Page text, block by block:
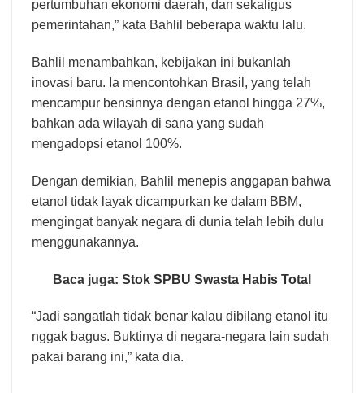
pertumbuhan ekonomi daerah, dan sekaligus
pemerintahan,” kata Bahlil beberapa waktu lalu.
Bahlil menambahkan, kebijakan ini bukanlah
inovasi baru. Ia mencontohkan Brasil, yang telah
mencampur bensinnya dengan etanol hingga 27%,
bahkan ada wilayah di sana yang sudah
mengadopsi etanol 100%.
Dengan demikian, Bahlil menepis anggapan bahwa
etanol tidak layak dicampurkan ke dalam BBM,
mengingat banyak negara di dunia telah lebih dulu
menggunakannya.
Baca juga: Stok SPBU Swasta Habis Total
“Jadi sangatlah tidak benar kalau dibilang etanol itu
nggak bagus. Buktinya di negara-negara lain sudah
pakai barang ini,” kata dia.